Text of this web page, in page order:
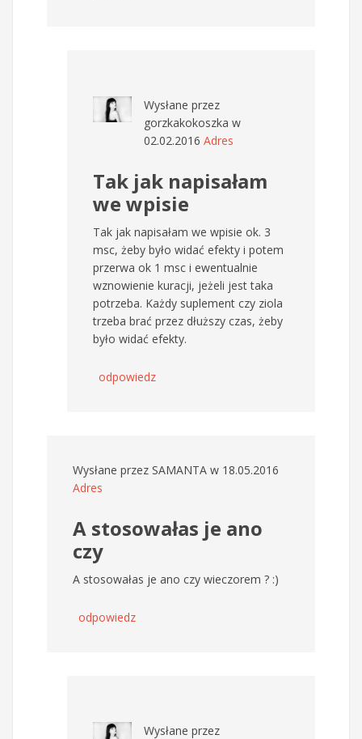
Wysłane przez
gorzkakokoszka w
02.02.2016 Adres
Tak jak napisałam
we wpisie
Tak jak napisałam we wpisie ok. 3
msc, żeby było widać efekty i potem
przerwa ok 1 msc i ewentualnie
wznowienie kuracji, jeżeli jest taka
potrzeba. Każdy suplement czy ziola
trzeba brać przez dłuższy czas, żeby
było widać efekty.
odpowiedz
Wysłane przez SAMANTA w 18.05.2016
Adres
A stosowałas je ano
czy
A stosowałas je ano czy wieczorem ? :)
odpowiedz
Wysłane przez